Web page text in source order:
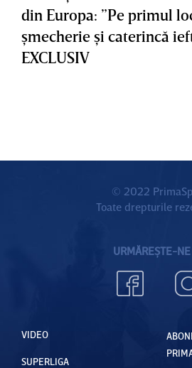
din Europa: ”Pe primul
şmecherie şi caterincă
EXCLUSIV
© 2022
Toate drepturile
URMĂREȘTE-
VIDEO
SUPERLIGA